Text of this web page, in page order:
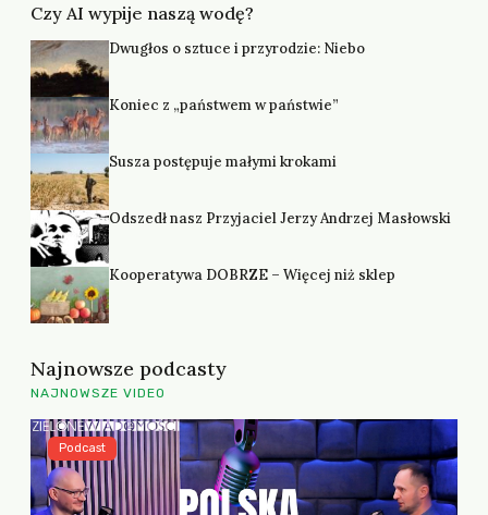
Czy AI wypije naszą wodę?
Dwugłos o sztuce i przyrodzie: Niebo
Koniec z „państwem w państwie”
Susza postępuje małymi krokami
Odszedł nasz Przyjaciel Jerzy Andrzej Masłowski
Kooperatywa DOBRZE – Więcej niż sklep
Najnowsze podcasty
NAJNOWSZE VIDEO
Podcast